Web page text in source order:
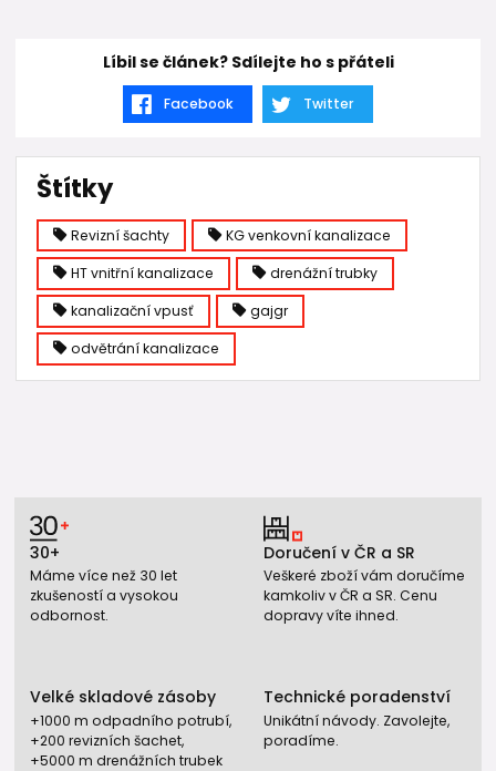
Líbil se článek? Sdílejte ho s přáteli
Facebook Twitter
Štítky
Revizní šachty KG venkovní kanalizace
HT vnitřní kanalizace drenážní trubky
kanalizační vpusť gajgr
odvětrání kanalizace
30+
Máme více než 30 let
zkušeností a vysokou
odbornost.
Doručení v ČR a SR
Veškeré zboží vám doručíme
kamkoliv v ČR a SR. Cenu
dopravy víte ihned.
Velké skladové zásoby
+1000 m odpadního potrubí,
+200 revizních šachet,
+5000 m drenážních trubek
Technické poradenství
Unikátní návody. Zavolejte,
poradíme.